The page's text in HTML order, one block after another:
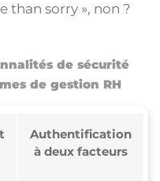
than sorry », non ?
de sécurité
de gestion RH
Authentification
à deux facteurs